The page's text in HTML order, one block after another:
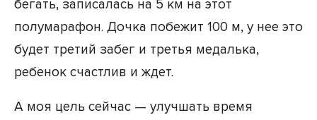
бегать, записалась на 5 км на этот
полумарафон. Дочка побежит 100 м, у нее это
будет третий забег и третья медалька,
ребенок счастлив и ждет.
А моя цель сейчас — улучшать время